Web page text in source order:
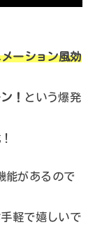
ーション風効
！ という爆発
能があるので
軽で嬉しいで